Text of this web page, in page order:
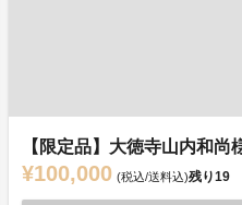
【限定品】大徳寺山内和尚
¥100,000 (税込/送料込)残り19